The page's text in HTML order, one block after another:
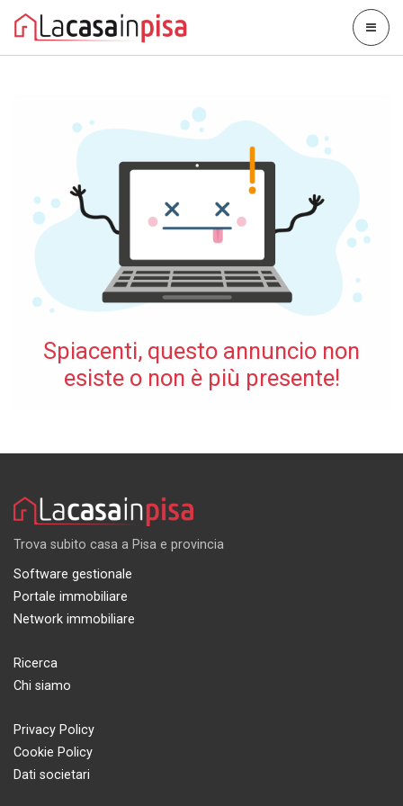
Spiacenti, questo annuncio non
esiste o non è più presente!
Trova subito casa a Pisa e provincia
Software gestionale
Portale immobiliare
Network immobiliare
Ricerca
Chi siamo
Privacy Policy
Cookie Policy
Dati societari